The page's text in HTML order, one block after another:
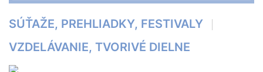
SÚŤAŽE, PREHLIADKY, FESTIVALY
VZDELÁVANIE, TVORIVÉ DIELNE